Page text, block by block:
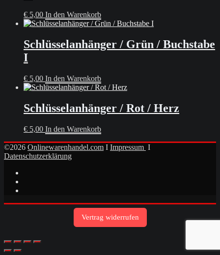
€ 5,00 In den Warenkorb
Schlüsselanhänger / Grün / Buchstabe
I
€ 5,00 In den Warenkorb
Schlüsselanhänger / Rot / Herz
€ 5,00 In den Warenkorb
©2026 Onlinewarenhandel.com I Impressum I
Datenschutzerklärung
Vertrag widerrufen